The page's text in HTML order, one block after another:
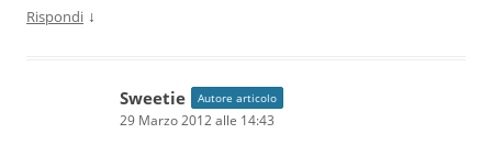
Rispondi ↓
Sweetie Autore articolo
29 Marzo 2012 alle 14:43